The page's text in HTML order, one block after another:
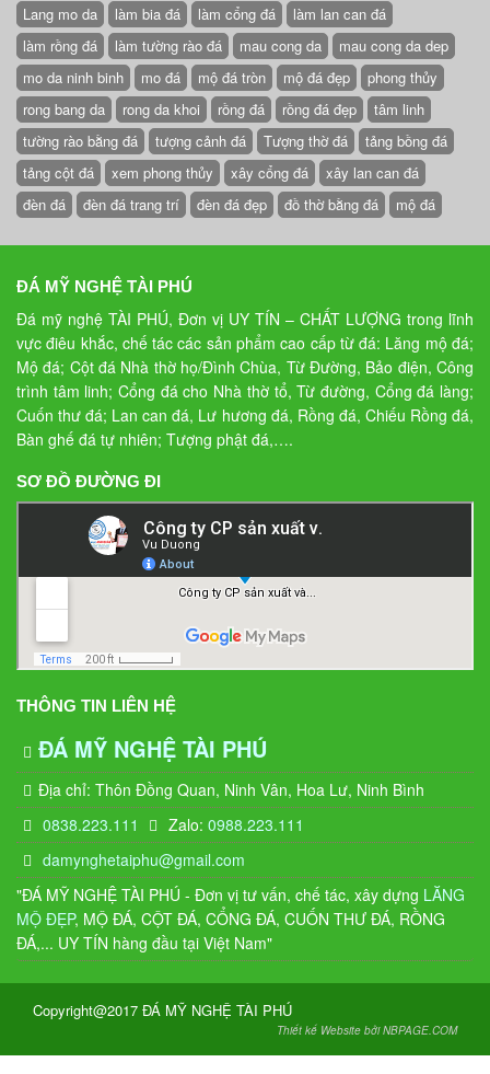
Lang mo da làm bia đá làm cổng đá
làm lan can đá
làm rồng đá
làm tường rào đá mau cong da
mau cong da dep
mo da ninh binh
mo đá mộ đá tròn mộ đá đẹp
phong thủy
rong bang da
rong da khoi rồng đá rồng đá đẹp
tâm linh
tường rào bằng đá
tượng cảnh đá Tượng thờ đá
tảng bồng đá
tảng cột đá
xem phong thủy xây cổng đá
xây lan can đá
đèn đá
đèn đá trang trí đèn đá đẹp đồ thờ bằng đá mộ đá
ĐÁ MỸ NGHỆ TÀI PHÚ
Đá mỹ nghệ TÀI PHÚ, Đơn vị UY TÍN – CHẤT LƯỢNG trong lĩnh
vực điêu khắc, chế tác các sản phẩm cao cấp từ đá: Lăng mộ đá;
Mộ đá; Cột đá Nhà thờ họ/Đình Chùa, Từ Đường, Bảo điện, Công
trình tâm linh; Cổng đá cho Nhà thờ tổ, Từ đường, Cổng đá làng;
Cuốn thư đá; Lan can đá, Lư hương đá, Rồng đá, Chiếu Rồng đá,
Bàn ghế đá tự nhiên; Tượng phật đá,….
SƠ ĐỒ ĐƯỜNG ĐI
THÔNG TIN LIÊN HỆ
ĐÁ MỸ NGHỆ TÀI PHÚ
Địa chỉ: Thôn Đồng Quan, Ninh Vân, Hoa Lư, Ninh Bình
0838.223.111
Zalo:0988.223.111
damynghetaiphu@gmail.com
"ĐÁ MỸ NGHỆ TÀI PHÚ - Đơn vị tư vấn, chế tác, xây dựng LĂNG
MỘ ĐẸP, MỘ ĐÁ, CỘT ĐÁ, CỔNG ĐÁ, CUỐN THƯ ĐÁ, RỒNG
ĐÁ,... UY TÍN hàng đầu tại Việt Nam"
Copyright@2017 ĐÁ MỸ NGHỆ TÀI PHÚ
Thiết kế Website bởi NBPAGE.COM